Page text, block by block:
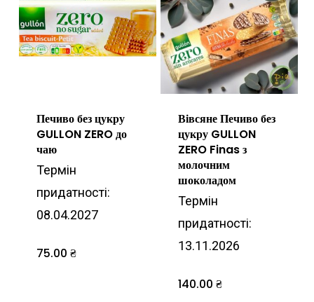
Печиво без цукру
GULLON ZERO до
чаю
Термін
придатності:
08.04.2027
75.00 ₴
Вівсяне Печиво без
цукру GULLON
ZERO Finas з
молочним
шоколадом
Термін
придатності:
13.11.2026
140.00 ₴